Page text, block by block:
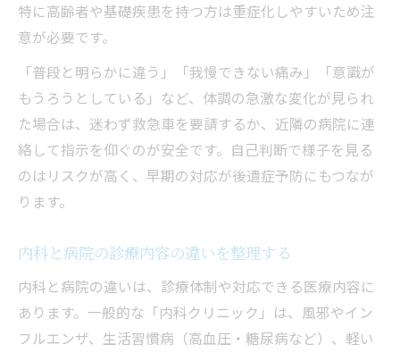
特に高齢者や基礎疾患を持つ方は重症化しやすいため注
意が必要です。
「普段と明らかに違う」「我慢できない痛み」「意識が
もうろうとしている」など、体調の急激な変化が見られ
た場合は、迷わず救急車を要請するか、近隣の病院に連
絡して指示を仰ぐのが安全です。自己判断で様子を見る
のはリスクが高く、早期の対応が後遺症予防にもつなが
ります。
内科と病院の診療内容の違いを整理する
内科と病院の違いは、診療体制や対応できる医療内容に
あります。一般的な「内科クリニック」は、風邪やイン
フルエンザ、生活習慣病（高血圧・糖尿病など）、軽い